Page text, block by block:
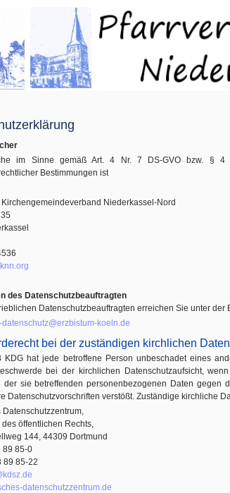
im Sinne gemäß Art. 4 Nr. 7 DS-GVO bzw. §
Bestimmungen ist
Kirchengemeindeverband Niederkassel-Nord
des Datenschutzbeauftragten
Datenschutzbeauftragten erreichen Sie unter der
koeln.de
bei der zuständigen kirchlichen
KDG hat jede betroffene Person unbeschadet eines
bei der kirchlichen Datenschutzaufsicht,
der sie betreffenden personenbezogenen Daten gegen
Datenschutzvorschriften verstößt. Zuständige kirchliche
Datenschutzzentrum,
des öffentlichen Rechts,
144, 44309 Dortmund
89 85-0
89 85-22
datenschutzzentrum.de